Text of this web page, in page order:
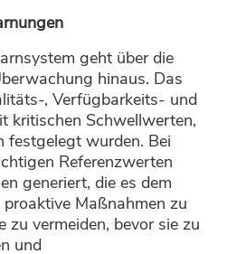
geht über die
hinaus. Das
, Verfügbarkeits- und
kritischen Schwellwerten,
festgelegt wurden. Bei
Referenzwerten
generiert, die es dem
Maßnahmen zu
zu vermeiden, bevor sie zu
und